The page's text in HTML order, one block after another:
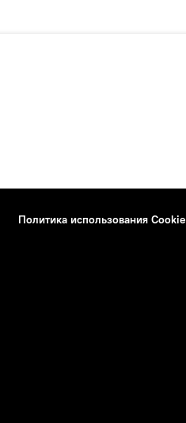
Политика использования Cookie